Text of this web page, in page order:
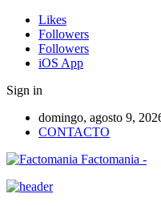
Likes
Followers
Followers
iOS App
Sign in
domingo, agosto 9,
CONTACTO
Factomania -